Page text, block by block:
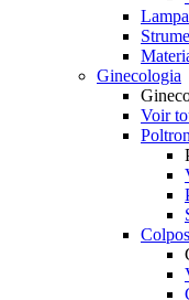
Ginecologia
Voir